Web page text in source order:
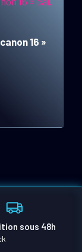
16 »
sous 48h